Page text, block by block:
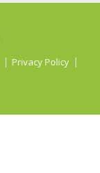
Privacy Policy